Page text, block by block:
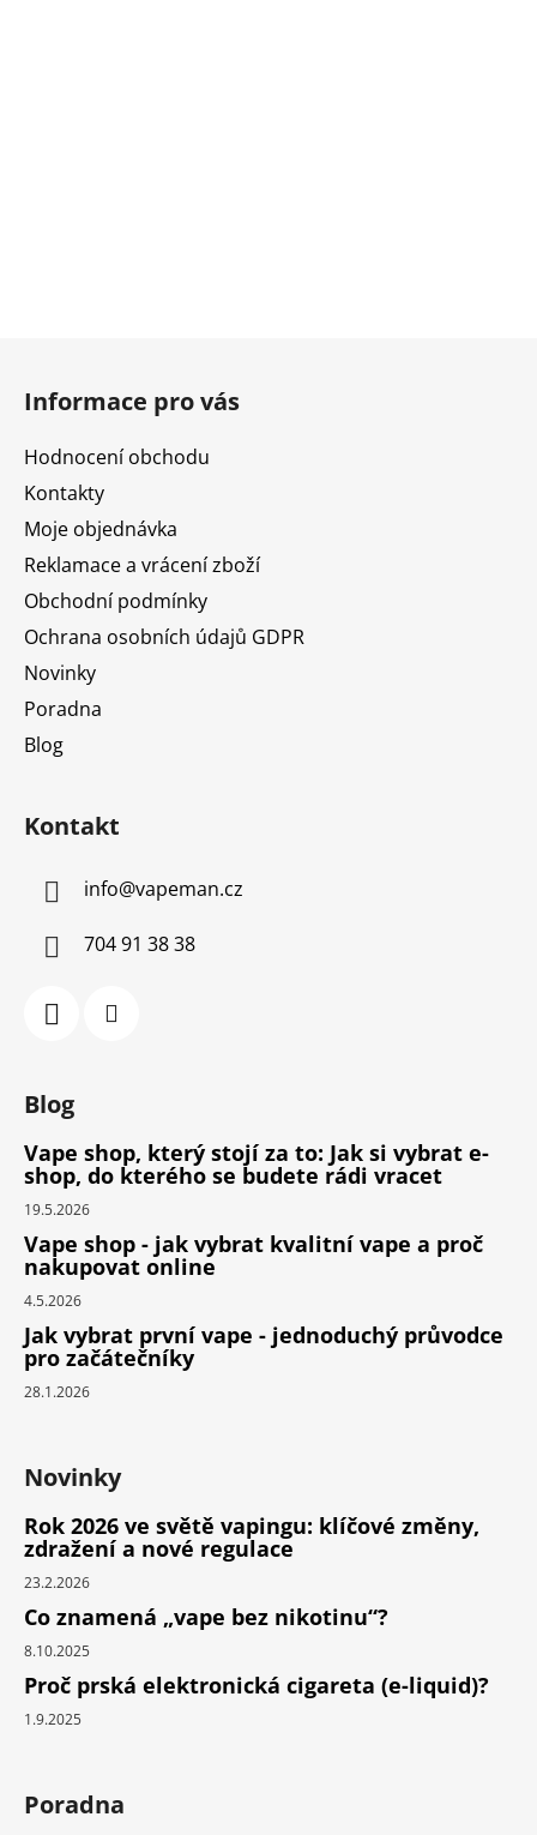
Informace pro vás
Hodnocení obchodu
Kontakty
Moje objednávka
Reklamace a vrácení zboží
Obchodní podmínky
Ochrana osobních údajů GDPR
Novinky
Poradna
Blog
Kontakt
info@vapeman.cz
704 91 38 38
Blog
Vape shop, který stojí za to: Jak si vybrat e-
shop, do kterého se budete rádi vracet
19.5.2026
Vape shop - jak vybrat kvalitní vape a proč
nakupovat online
4.5.2026
Jak vybrat první vape - jednoduchý průvodce
pro začátečníky
28.1.2026
Novinky
Rok 2026 ve světě vapingu: klíčové změny,
zdražení a nové regulace
23.2.2026
Co znamená „vape bez nikotinu“?
8.10.2025
Proč prská elektronická cigareta (e-liquid)?
1.9.2025
Poradna